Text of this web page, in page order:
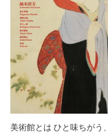
美術館とは ひと味ちがう